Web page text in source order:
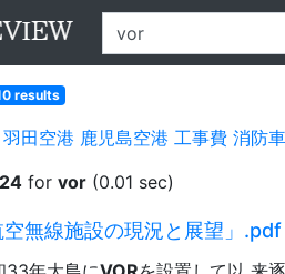
results
羽田空港 鹿児島空港 工事費 消防車
for vor (0.01 sec)
空無線施設の現況と展望」.pdf